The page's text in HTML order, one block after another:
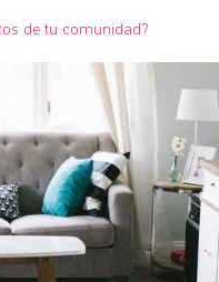
de tu comunidad?